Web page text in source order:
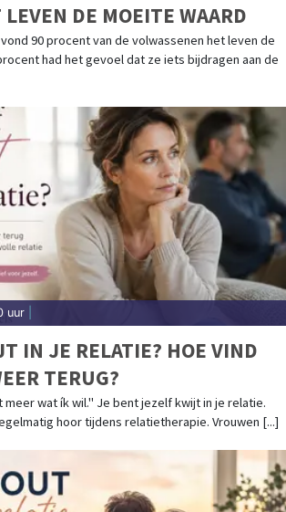
DE MOEITE WAARD
vond 90 procent van de volwassenen het leven de
had het gevoel dat ze iets bijdragen aan de
uur
IN JE RELATIE? HOE VIND
TERUG?
wat ík wil." Je bent jezelf kwijt in je relatie.
hoor tijdens relatietherapie. Vrouwen [...]